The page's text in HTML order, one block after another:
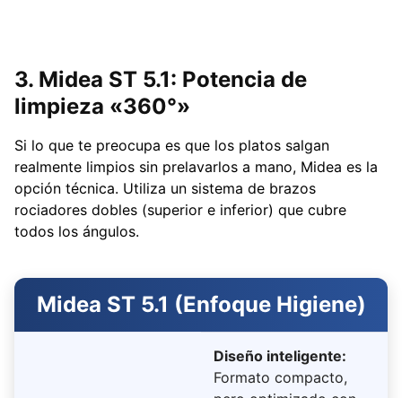
3. Midea ST 5.1: Potencia de
limpieza «360°»
Si lo que te preocupa es que los platos salgan
realmente limpios sin prelavarlos a mano, Midea es la
opción técnica. Utiliza un sistema de brazos
rociadores dobles (superior e inferior) que cubre
todos los ángulos.
Midea ST 5.1 (Enfoque Higiene)
Diseño inteligente:
Formato compacto,